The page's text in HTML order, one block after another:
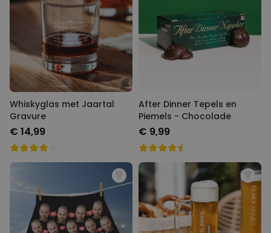
Whiskyglas met Jaartal
Gravure
€ 14,99
After Dinner Tepels en
Piemels - Chocolade
€ 9,99
PERFORMANCE
MARKETING OVERIGE